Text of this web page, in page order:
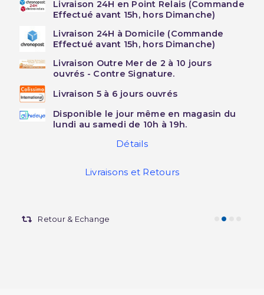
Livraison 24H en Point Relais (Commande
Effectué avant 15h, hors Dimanche)
Livraison 24H à Domicile (Commande
Effectué avant 15h, hors Dimanche)
Livraison Outre Mer de 2 à 10 jours
ouvrés - Contre Signature.
Livraison 5 à 6 jours ouvrés
Disponible le jour même en magasin du
lundi au samedi de 10h à 19h.
Détails
Livraisons et Retours
Retour & Echange